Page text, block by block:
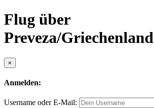
Flug über
Preveza/Griechenland
×
Anmelden:
Username oder E-Mail: